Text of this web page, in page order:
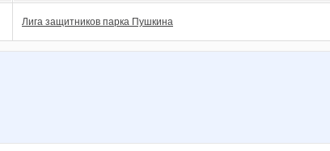
Лига защитников парка Пушкина